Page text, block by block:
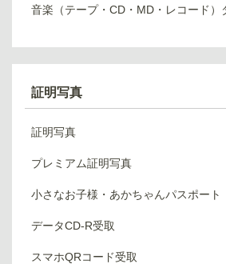
音楽（テープ・CD・MD・レコード）
証明写真
証明写真
プレミアム証明写真
小さなお子様・あかちゃんパスポート
データCD-R受取
スマホQRコード受取